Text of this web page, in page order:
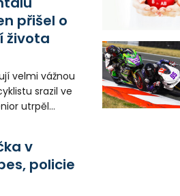
přišel o
života
velmi vážnou
srazil ve
utrpěl
v
policie